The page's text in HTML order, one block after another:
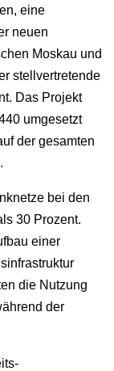
eine
neuen
Moskau und
stellvertretende
Das Projekt
umgesetzt
der gesamten
bei den
30 Prozent.
einer
die Nutzung
der